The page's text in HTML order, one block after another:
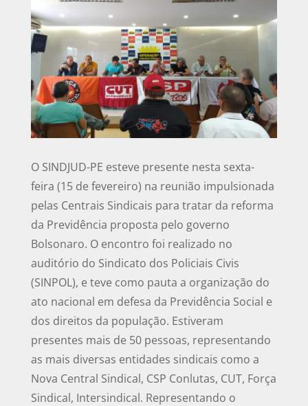
O SINDJUD-PE esteve presente nesta sexta-
feira (15 de fevereiro) na reunião impulsionada
pelas Centrais Sindicais para tratar da reforma
da Previdência proposta pelo governo
Bolsonaro. O encontro foi realizado no
auditório do Sindicato dos Policiais Civis
(SINPOL), e teve como pauta a organização do
ato nacional em defesa da Previdência Social e
dos direitos da população. Estiveram
presentes mais de 50 pessoas, representando
as mais diversas entidades sindicais como a
Nova Central Sindical, CSP Conlutas, CUT, Força
Sindical, Intersindical. Representando o